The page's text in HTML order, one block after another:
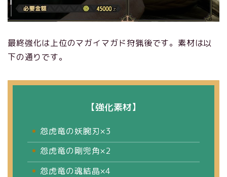
最終強化は上位のマガイマガド狩猟後です。素材は以
下の通りです。
【強化素材】
怨虎竜の妖腕刃×3
怨虎竜の剛兜角×2
怨虎竜の魂結晶×4